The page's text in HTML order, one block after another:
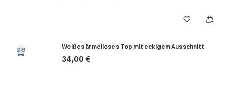
28 Weißes ärmelloses Top mit eckigem Ausschnitt
34,00 €